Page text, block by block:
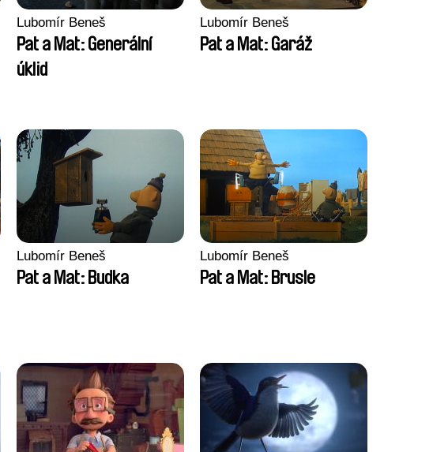
Lubomír Beneš
Pat a Mat: Generální
úklid
Lubomír Beneš
Pat a Mat: Garáž
Lubomír Beneš
Pat a Mat: Budka
Lubomír Beneš
Pat a Mat: Brusle